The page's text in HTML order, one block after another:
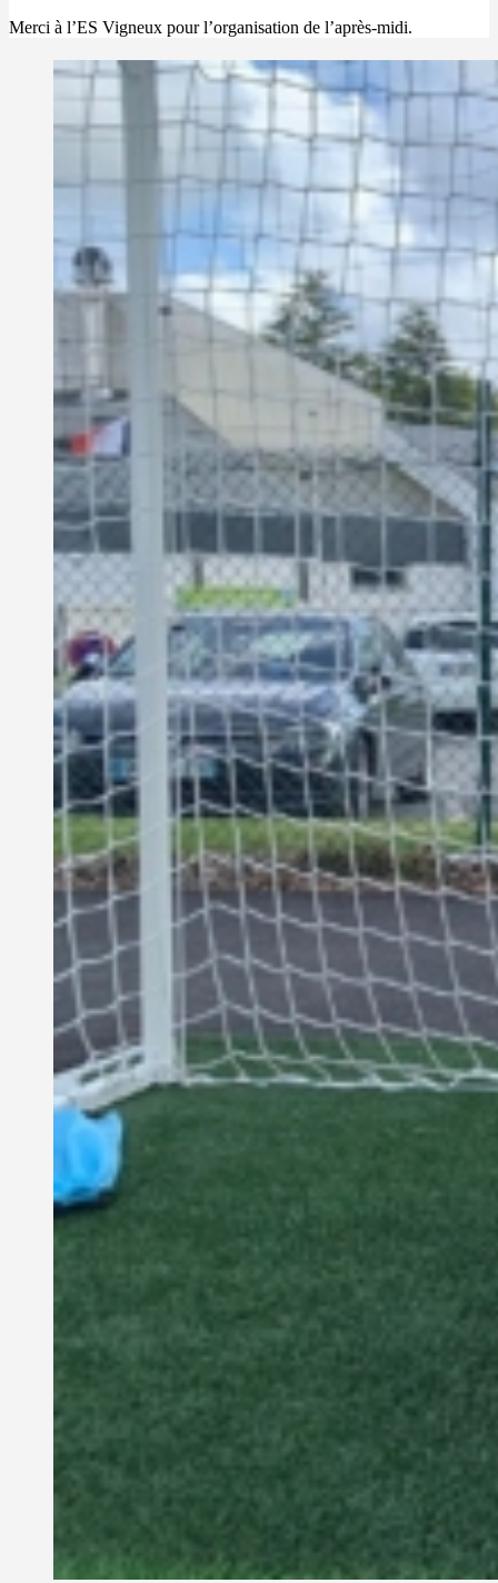
Merci à l’ES Vigneux pour l’organisation de l’après-midi.